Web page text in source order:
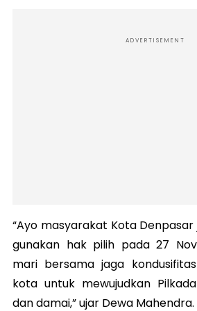
ADVERTISEMENT
“Ayo masyarakat Kota
gunakan hak pilih pada 27
mari bersama jaga
kota untuk mewujudkan
dan damai,” ujar Dewa Mahendra.